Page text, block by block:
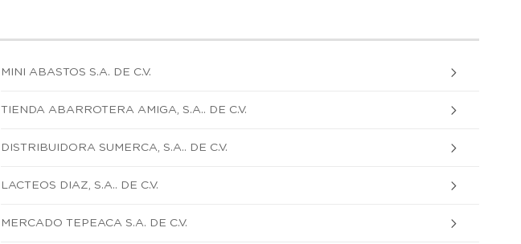
MINI ABASTOS S.A. DE C.V.
TIENDA ABARROTERA AMIGA, S.A.. DE C.V.
DISTRIBUIDORA SUMERCA, S.A.. DE C.V.
LACTEOS DIAZ, S.A.. DE C.V.
MERCADO TEPEACA S.A. DE C.V.